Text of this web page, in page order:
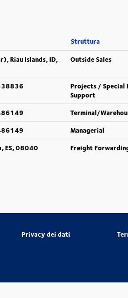
Struttura
Riau Islands, ID,
Outside Sales
Projects / Special
Support
Terminal/
Managerial
ES, 08040 Freight
Privacy dei dati